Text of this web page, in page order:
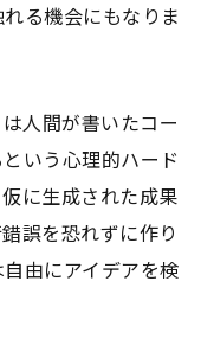
る機会にもなりま
人間が書いたコー
いう心理的ハード
に生成された成果
誤を恐れずに作り
由にアイデアを検